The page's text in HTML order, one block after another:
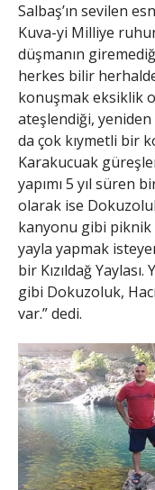
Salbaş’ın sevilen
Kuva-yi Milliye
düşmanın
herkes bilir
konuşmak eksiklik
ateşlendiği, yeniden
da çok kıymetli bir
Karakucuak
yapımı 5 yıl süren
olarak ise
kanyonu gibi piknik
yayla yapmak
bir Kızıldağ
gibi Dokuzoluk,
var.” dedi.